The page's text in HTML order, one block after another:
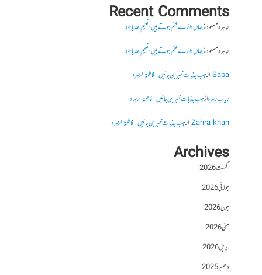
Recent Comments
طاہرہ مسعودازجہاں دائرے ختم ہوتے ہیں- نعیم اللہ باجوہ
طاہرہ مسعودازجہاں دائرے ختم ہوتے ہیں- نعیم اللہ باجوہ
Sabaازجب جذبات خبر بن جائیں – فاطمۃالزہرہ
نایاب زہرہازجب جذبات خبر بن جائیں – فاطمۃالزہرہ
Zahra khanازجب جذبات خبر بن جائیں – فاطمۃالزہرہ
Archives
اگست 2026
جولائی 2026
جون 2026
مئی 2026
اپریل 2026
دسمبر 2025